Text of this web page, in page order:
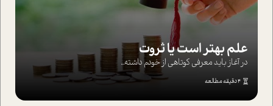
علم بهتر است یا ثروت
در آغاز باید معرفی کوتاهی از خودم داشته...
4 دقیقه مطالعه